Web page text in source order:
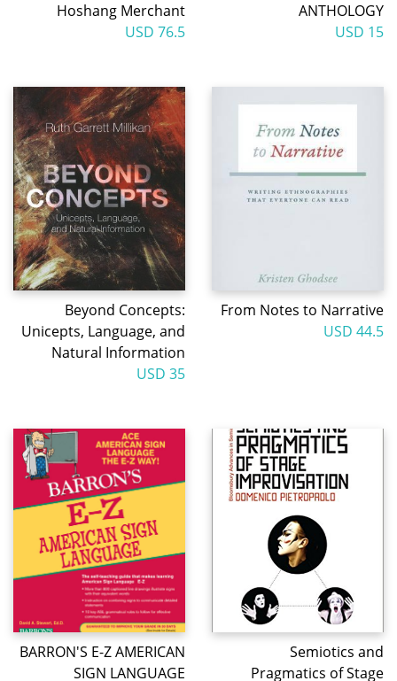
ANTHOLOGY
15 USD
Hoshang Merchant
76.5 USD
From Notes to Narrative
44.5 USD
Beyond Concepts:
Unicepts, Language, and
Natural Information
35 USD
Semiotics and
Pragmatics of Stage
BARRON'S E-Z AMERICAN
SIGN LANGUAGE